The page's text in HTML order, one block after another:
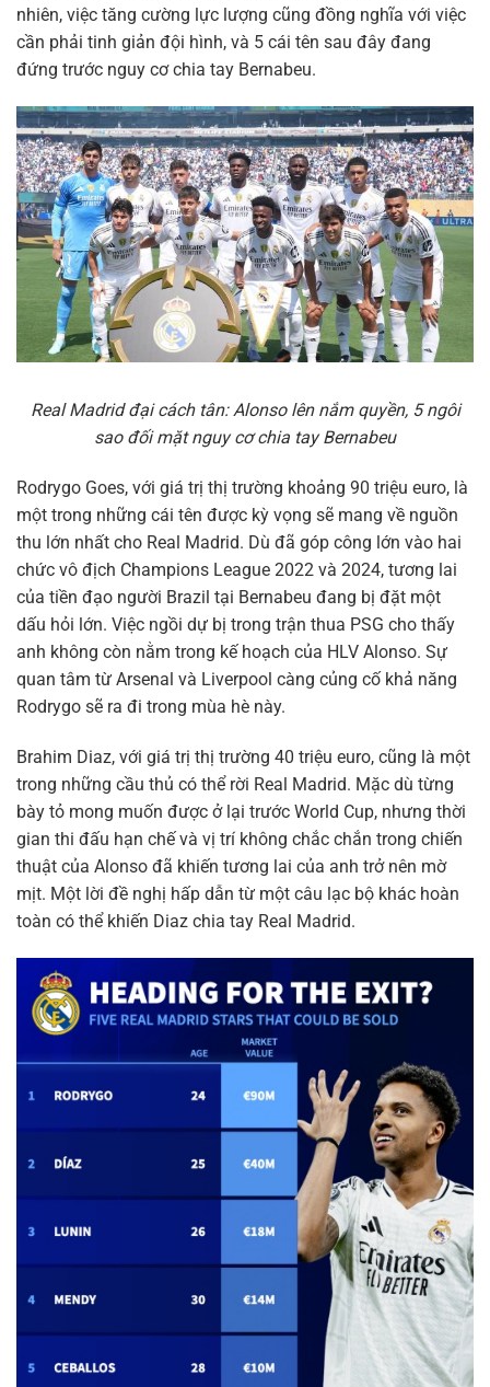
nhiên, việc tăng cường lực lượng cũng đồng nghĩa với việc
cần phải tinh giản đội hình, và 5 cái tên sau đây đang
đứng trước nguy cơ chia tay Bernabeu.
Real Madrid đại cách tân: Alonso lên nắm quyền, 5 ngôi
sao đối mặt nguy cơ chia tay Bernabeu
Rodrygo Goes, với giá trị thị trường khoảng 90 triệu euro, là
một trong những cái tên được kỳ vọng sẽ mang về nguồn
thu lớn nhất cho Real Madrid. Dù đã góp công lớn vào hai
chức vô địch Champions League 2022 và 2024, tương lai
của tiền đạo người Brazil tại Bernabeu đang bị đặt một
dấu hỏi lớn. Việc ngồi dự bị trong trận thua PSG cho thấy
anh không còn nằm trong kế hoạch của HLV Alonso. Sự
quan tâm từ Arsenal và Liverpool càng củng cố khả năng
Rodrygo sẽ ra đi trong mùa hè này.
Brahim Diaz, với giá trị thị trường 40 triệu euro, cũng là một
trong những cầu thủ có thể rời Real Madrid. Mặc dù từng
bày tỏ mong muốn được ở lại trước World Cup, nhưng thời
gian thi đấu hạn chế và vị trí không chắc chắn trong chiến
thuật của Alonso đã khiến tương lai của anh trở nên mờ
mịt. Một lời đề nghị hấp dẫn từ một câu lạc bộ khác hoàn
toàn có thể khiến Diaz chia tay Real Madrid.